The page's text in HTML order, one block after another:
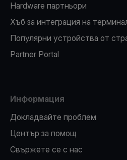
Hardware партньори
Хъб за интеграция на
Популярни устройства от
Partner Portal
Информация
Докладвайте проблем
Център за помощ
Свържете се с нас